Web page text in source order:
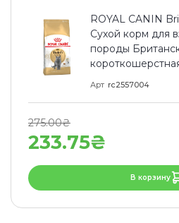
ROYAL CANIN
Сухой корм для
породы
Арт rc2557004
233.75₴
275.00₴
В корзину